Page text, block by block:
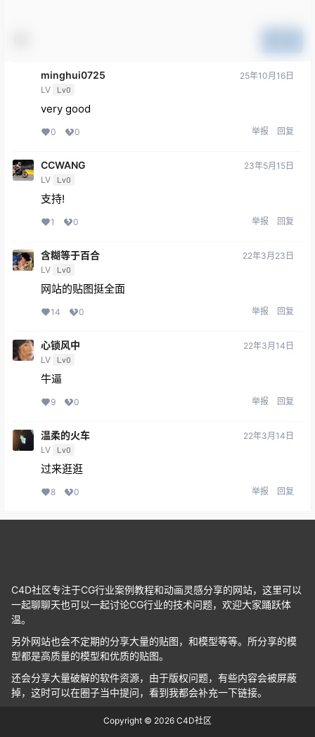
minghui0725
LV Lv0
25年10月16日
very good
0 0 举报 回复
CCWANG
LV Lv0
23年5月15日
支持!
1 0 举报 回复
含糊等于百合
LV Lv0
22年3月23日
网站的贴图挺全面
14 0 举报 回复
心锁风中
LV Lv0
22年3月14日
牛逼
9 0 举报 回复
温柔的火车
LV Lv0
22年3月14日
过来逛逛
8 0 举报 回复
C4D社区专注于CG行业案例教程和动画灵感分享的网站，这里可以
一起聊聊天也可以一起讨论CG行业的技术问题，欢迎大家踊跃体
温。
另外网站也会不定期的分享大量的贴图，和模型等等。所分享的模
型都是高质量的模型和优质的贴图。
还会分享大量破解的软件资源，由于版权问题，有些内容会被屏蔽
掉，这时可以在圈子当中提问，看到我都会补充一下链接。
Copyright © 2026 C4D社区